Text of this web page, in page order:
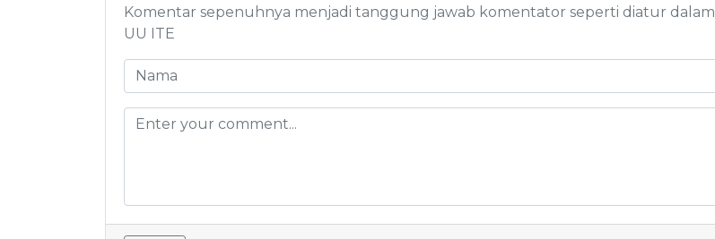
Komentar sepenuhnya menjadi tanggung jawab komentator seperti diatur dalam
UU ITE